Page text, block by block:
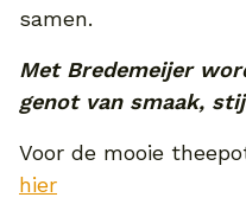
samen.
Met Bredemeijer
genot van smaak,
Voor de mooie
hier